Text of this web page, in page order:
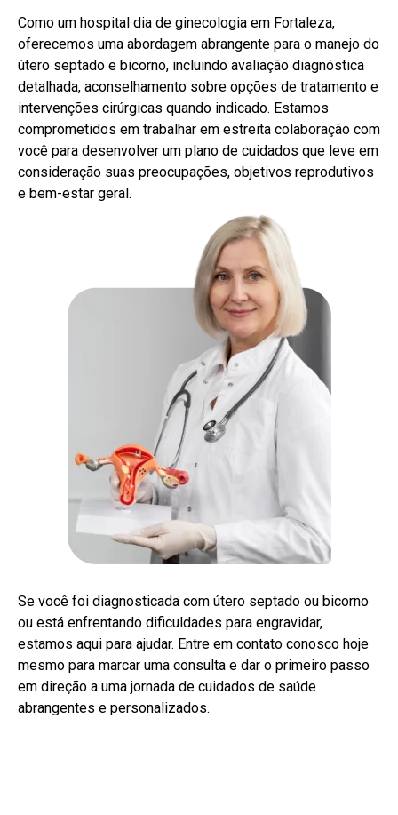
Como um hospital dia de ginecologia em Fortaleza,
oferecemos uma abordagem abrangente para o manejo do
útero septado e bicorno, incluindo avaliação diagnóstica
detalhada, aconselhamento sobre opções de tratamento e
intervenções cirúrgicas quando indicado. Estamos
comprometidos em trabalhar em estreita colaboração com
você para desenvolver um plano de cuidados que leve em
consideração suas preocupações, objetivos reprodutivos
e bem-estar geral.
Se você foi diagnosticada com útero septado ou bicorno
ou está enfrentando dificuldades para engravidar,
estamos aqui para ajudar. Entre em contato conosco hoje
mesmo para marcar uma consulta e dar o primeiro passo
em direção a uma jornada de cuidados de saúde
abrangentes e personalizados.